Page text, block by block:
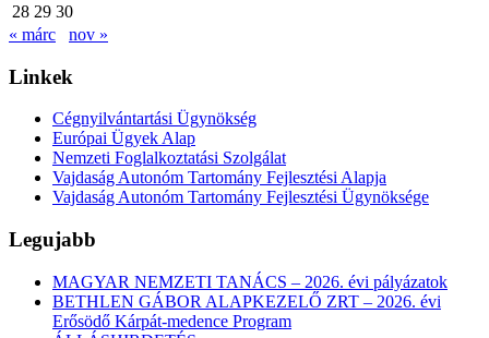
28 29 30
« márc
nov »
Linkek
Cégnyilvántartási Ügynökség
Európai Ügyek Alap
Nemzeti Foglalkoztatási Szolgálat
Vajdaság Autonóm Tartomány Fejlesztési Alapja
Vajdaság Autonóm Tartomány Fejlesztési Ügynöksége
Legujabb
MAGYAR NEMZETI TANÁCS – 2026. évi pályázatok
BETHLEN GÁBOR ALAPKEZELŐ ZRT – 2026. évi
Erősödő Kárpát-medence Program